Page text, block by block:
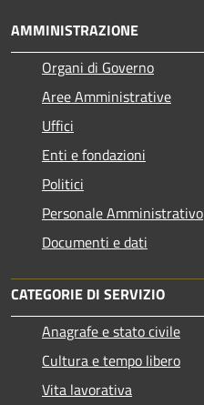
AMMINISTRAZIONE
Organi di Governo
Aree Amministrative
Uffici
Enti e fondazioni
Politici
Personale Amministrativo
Documenti e dati
CATEGORIE DI SERVIZIO
Anagrafe e stato civile
Cultura e tempo libero
Vita lavorativa